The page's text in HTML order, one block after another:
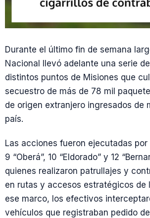
Durante el último fin de semana
Nacional llevó adelante una serie
distintos puntos de Misiones que
secuestro de más de 78 mil
de origen extranjero ingresados de
país.
Las acciones fueron ejecutadas por
9 “Oberá”, 10 “Eldorado” y 12
quienes realizaron patrullajes y
en rutas y accesos estratégicos de
ese marco, los efectivos
vehículos que registraban pedido